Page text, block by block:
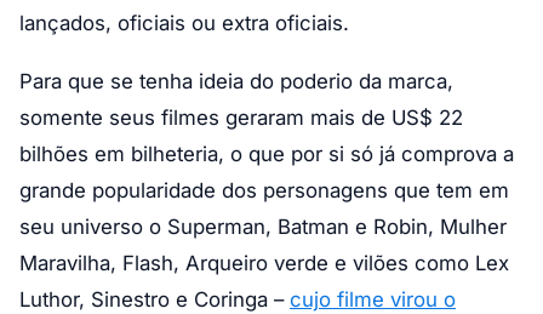
lançados, oficiais ou extra oficiais.
Para que se tenha ideia do poderio da marca,
somente seus filmes geraram mais de US$ 22
bilhões em bilheteria, o que por si só já comprova a
grande popularidade dos personagens que tem em
seu universo o Superman, Batman e Robin, Mulher
Maravilha, Flash, Arqueiro verde e vilões como Lex
Luthor, Sinestro e Coringa – cujo filme virou o